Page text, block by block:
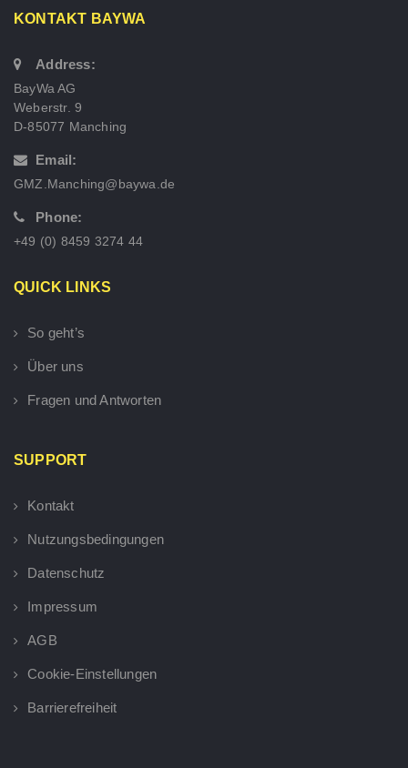
KONTAKT BAYWA
Address:
BayWa AG
Weberstr. 9
D-85077 Manching
Email:
GMZ.Manching@baywa.de
Phone:
+49 (0) 8459 3274 44
QUICK LINKS
So geht’s
Über uns
Fragen und Antworten
SUPPORT
Kontakt
Nutzungsbedingungen
Datenschutz
Impressum
AGB
Cookie-Einstellungen
Barrierefreiheit